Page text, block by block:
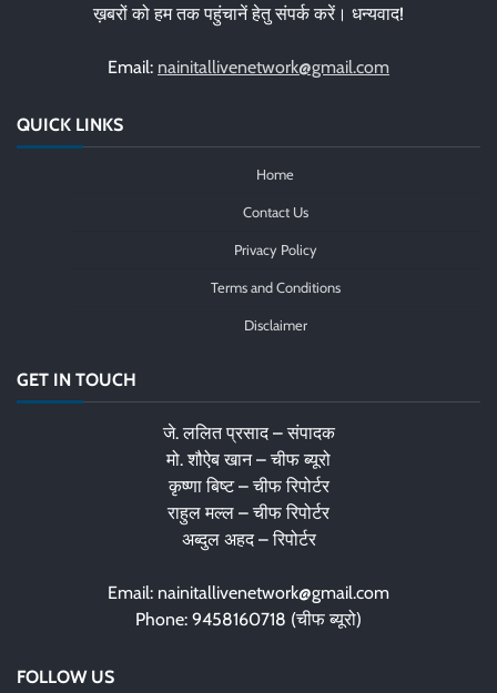
ख़बरों को हम तक पहुंचानें हेतु संपर्क करें। धन्यवाद!
Email: nainitallivenetwork@gmail.com
QUICK LINKS
Home
Contact Us
Privacy Policy
Terms and Conditions
Disclaimer
GET IN TOUCH
जे. ललित प्रसाद – संपादक
मो. शौऐब खान – चीफ ब्यूरो
कृष्णा बिष्ट – चीफ रिपोर्टर
राहुल मल्ल – चीफ रिपोर्टर
अब्दुल अहद – रिपोर्टर
Email: nainitallivenetwork@gmail.com
Phone: 9458160718 (चीफ ब्यूरो)
FOLLOW US